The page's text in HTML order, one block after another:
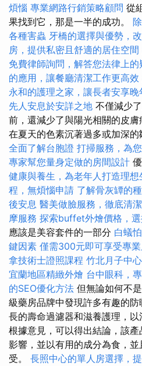
煩惱 專業網路行銷策略顧問 從
果找到它，那是一半的成功。
各種害蟲 牙橋的選擇與優勢，
房，提供私密且舒適的居住空間
免費律師詢問，解答您法律上的
的應用，讓餐廳清潔工作更高效
永和的護理之家，讓長者安享晚
先人安息於安詳之地 不僅減少
前，還減少了與陽光相關的皮
在夏天的色素沉著過多或加深
全面了解台胞證 打掃服務，為
專家幫您量身定做的房間設計
健康與養生，為老年人打造理想
程，無煩惱申請 了解骨灰罈的
後安息 醫美做臉服務，徹底清
摩服務 探索buffet外燴價格，
應該是美容套件的一部分 白蟻
鍵因素 僅需300元即可享受專
拿技術士證照課程 竹北月子中
宜蘭地區精緻外燴 台中眼科，
的SEO優化方法 但無論如何不是
級藥房品牌中發現許多有趣的
長的壽命過濾器和滋養護理，以
根據意見，可以得出結論，該
影響，並以有用的成分為食，
受。 長照中心的單人房選擇，